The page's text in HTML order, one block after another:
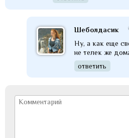
Шеболдасик
Ну, а как еще
не телек же
ответить